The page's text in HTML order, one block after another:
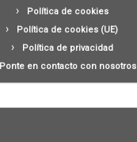
Política de cookies
Política de cookies (UE)
Política de privacidad
Ponte en contacto con nosotros